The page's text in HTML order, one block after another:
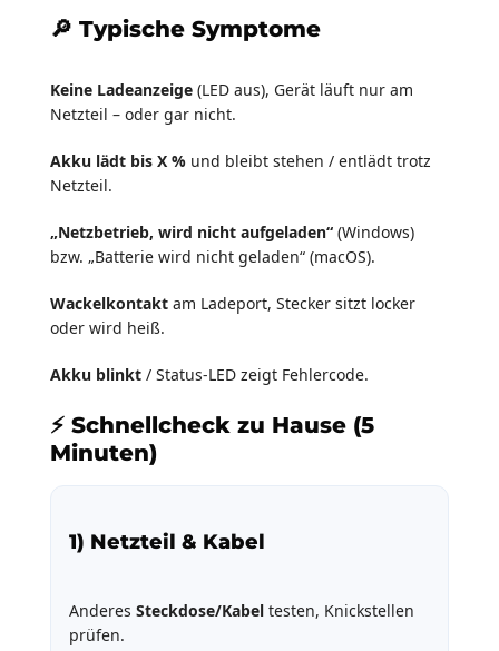
🔎 Typische Symptome
Keine Ladeanzeige (LED aus), Gerät läuft nur am
Netzteil – oder gar nicht.
Akku lädt bis X % und bleibt stehen / entlädt trotz
Netzteil.
„Netzbetrieb, wird nicht aufgeladen“ (Windows)
bzw. „Batterie wird nicht geladen“ (macOS).
Wackelkontakt am Ladeport, Stecker sitzt locker
oder wird heiß.
Akku blinkt / Status-LED zeigt Fehlercode.
⚡ Schnellcheck zu Hause (5
Minuten)
1) Netzteil & Kabel
Anderes Steckdose/Kabel testen, Knickstellen
prüfen.